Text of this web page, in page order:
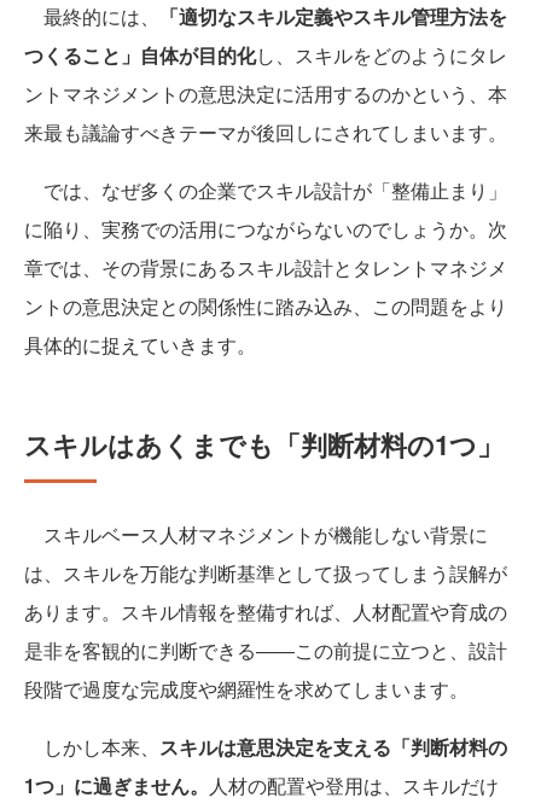
最終的には、
「適切なスキル定義やスキル管理方法を
つくること」自体が目的化し、スキルをどのようにタレ
ントマネジメントの意思決定に活用するのかという、本
来最も議論すべきテーマが後回しにされてしまいます。
では、なぜ多くの企業でスキル設計が「整備止まり」
に陥り、実務での活用につながらないのでしょうか。次
章では、その背景にあるスキル設計とタレントマネジメ
ントの意思決定との関係性に踏み込み、この問題をより
具体的に捉えていきます。
スキルはあくまでも「判断材料の1つ」
スキルベース人材マネジメントが機能しない背景に
は、スキルを万能な判断基準として扱ってしまう誤解が
あります。スキル情報を整備すれば、人材配置や育成の
是非を客観的に判断できる――この前提に立つと、設計
段階で過度な完成度や網羅性を求めてしまいます。
しかし本来、 スキルは意思決定を支える「判断材料の
1つ」に過ぎません。 人材の配置や登用は、スキルだけ